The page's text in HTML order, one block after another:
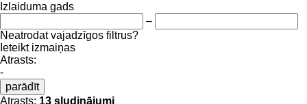
Izlaiduma gads
–
Neatrodat vajadzīgos filtrus?
Ieteikt izmaiņas
Atrasts:
-
parādīt
Atrasts: 13 sludinājumi